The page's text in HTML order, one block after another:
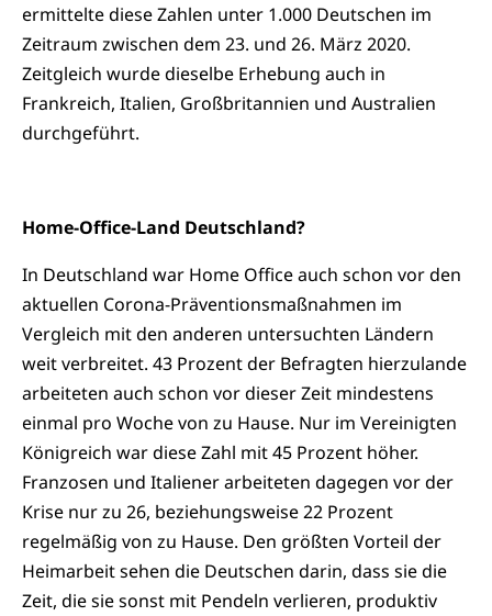
ermittelte diese Zahlen unter 1.000 Deutschen im
Zeitraum zwischen dem 23. und 26. März 2020.
Zeitgleich wurde dieselbe Erhebung auch in
Frankreich, Italien, Großbritannien und Australien
durchgeführt.
Home-Office-Land Deutschland?
In Deutschland war Home Office auch schon vor den
aktuellen Corona-Präventionsmaßnahmen im
Vergleich mit den anderen untersuchten Ländern
weit verbreitet. 43 Prozent der Befragten hierzulande
arbeiteten auch schon vor dieser Zeit mindestens
einmal pro Woche von zu Hause. Nur im Vereinigten
Königreich war diese Zahl mit 45 Prozent höher.
Franzosen und Italiener arbeiteten dagegen vor der
Krise nur zu 26, beziehungsweise 22 Prozent
regelmäßig von zu Hause. Den größten Vorteil der
Heimarbeit sehen die Deutschen darin, dass sie die
Zeit, die sie sonst mit Pendeln verlieren, produktiv